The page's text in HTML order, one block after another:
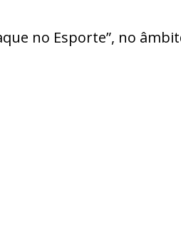
no Esporte”, no